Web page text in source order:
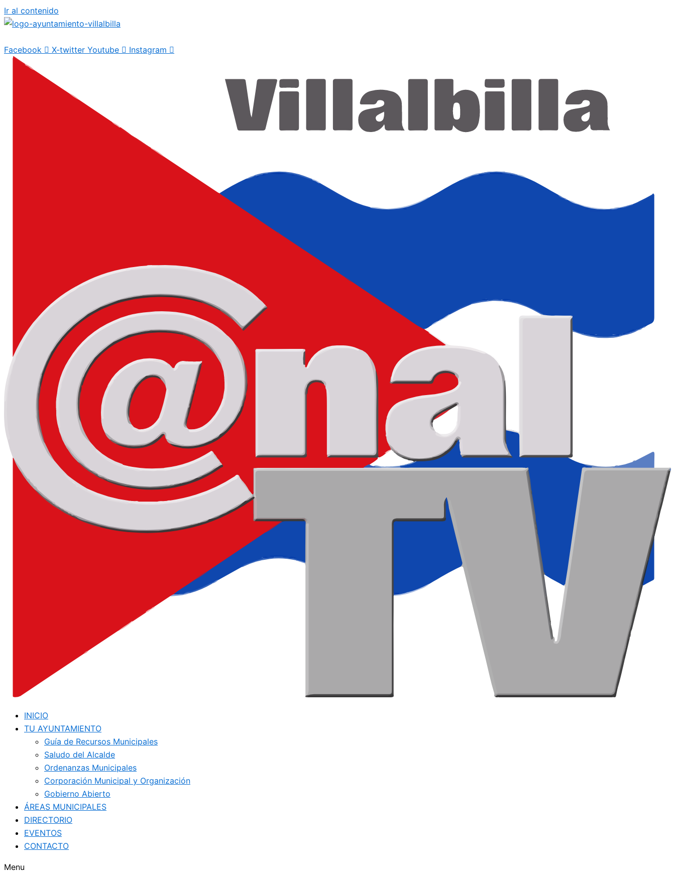
Ir al contenido
Facebook X-twitter Youtube Instagram
INICIO
TU AYUNTAMIENTO
Guía de Recursos Municipales
Saludo del Alcalde
Ordenanzas Municipales
Corporación Municipal y Organización
Gobierno Abierto
ÁREAS MUNICIPALES
DIRECTORIO
EVENTOS
CONTACTO
Menu